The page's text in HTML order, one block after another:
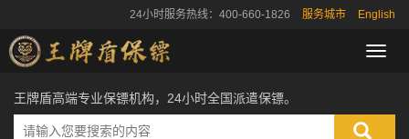
24小时服务热线：400-660-1826 服务城市 English
导
王牌盾高端专业保镖机构，24小时全国派遣保镖。